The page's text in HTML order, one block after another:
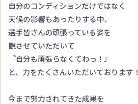
自分のコンディションだけではなく
天候の影響もあったりする中、
選手皆さんの頑張っている姿を
観させていただいて
『自分も頑張らなくてわっ！』
と、力をたくさんいただいております！
今まで努力されてきた成果を